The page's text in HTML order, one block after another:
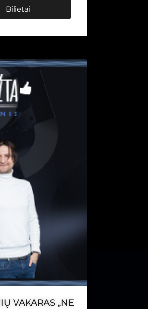
Bilietai
VAKARAS „NE